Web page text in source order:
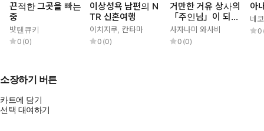
끈적한 그곳을 빠는
중
밧텐큐키
0 (0)
이상성욕 남편의 N
TR 신혼여행
이치지쿠,칸타마
0 (0)
거만한 거유 상사의
「주인님」이 되었
다
사자나미 와사비
0 (0)
아
네
0
소장하기 버튼
카트에 담기
선택 대여하기